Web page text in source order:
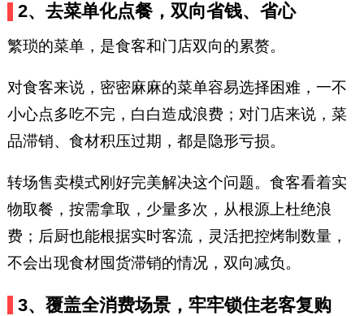
2、去菜单化点餐，双向省钱、省心
繁琐的菜单，是食客和门店双向的累赘。
对食客来说，密密麻麻的菜单容易选择困难，一不
小心点多吃不完，白白造成浪费；对门店来说，菜
品滞销、食材积压过期，都是隐形亏损。
转场售卖模式刚好完美解决这个问题。食客看着实
物取餐，按需拿取，少量多次，从根源上杜绝浪
费；后厨也能根据实时客流，灵活把控烤制数量，
不会出现食材囤货滞销的情况，双向减负。
3、覆盖全消费场景，牢牢锁住老客复购